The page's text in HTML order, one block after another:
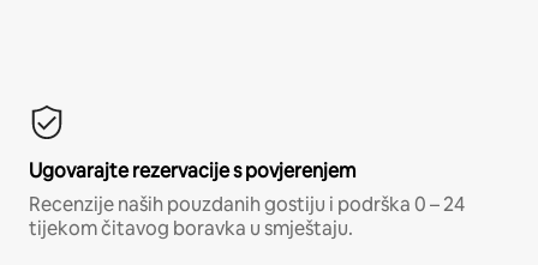
Ugovarajte rezervacije s povjerenjem
Recenzije naših pouzdanih gostiju i podrška 0 – 24
tijekom čitavog boravka u smještaju.